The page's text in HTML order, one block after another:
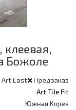
Божоле
Предзаказ
Art East
Art Tile Fit
Южная Корея